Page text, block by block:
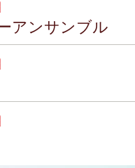
アンサンブル